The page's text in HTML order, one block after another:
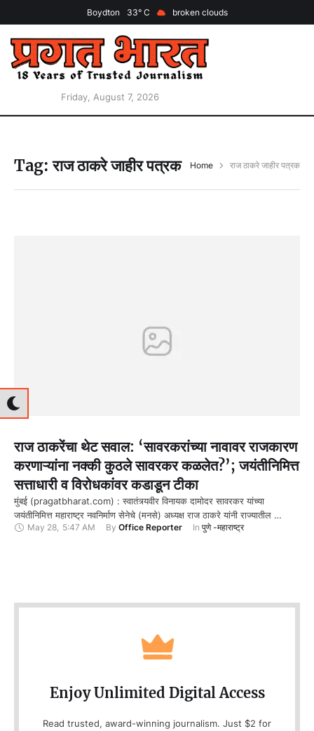
Boydton 33 broken clouds
Friday, August 7, 2026
Tag:राज ठाकरे जाहीर पत्रक Home राज ठाकरे जाहीर पत्रक
राज ठाकरेंचा थेट सवाल: ‘सावरकरांच्या नावावर राजकारण
करणाऱ्यांना नक्की कुठले सावरकर कळलेत?’; जयंतीनिमित्त
सत्ताधारी व विरोधकांवर कडाडून टीका
मुंबई (pragatbharat.com) : स्वातंत्र्यवीर विनायक दामोदर सावरकर यांच्या
जयंतीनिमित्त महाराष्ट्र नवनिर्माण सेनेचे (मनसे) अध्यक्ष राज ठाकरे यांनी राज्यातील …
May 28, 5:47 AM By Office Reporter In पुणे -महाराष्ट्र
Enjoy Unlimited Digital Access
Read trusted, award-winning journalism. Just $2 for